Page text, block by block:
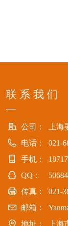
联 系 我 们
—
公司：
上
电话：
021-
手机：
QQ：
传真：
021-
邮箱：
地址：
上